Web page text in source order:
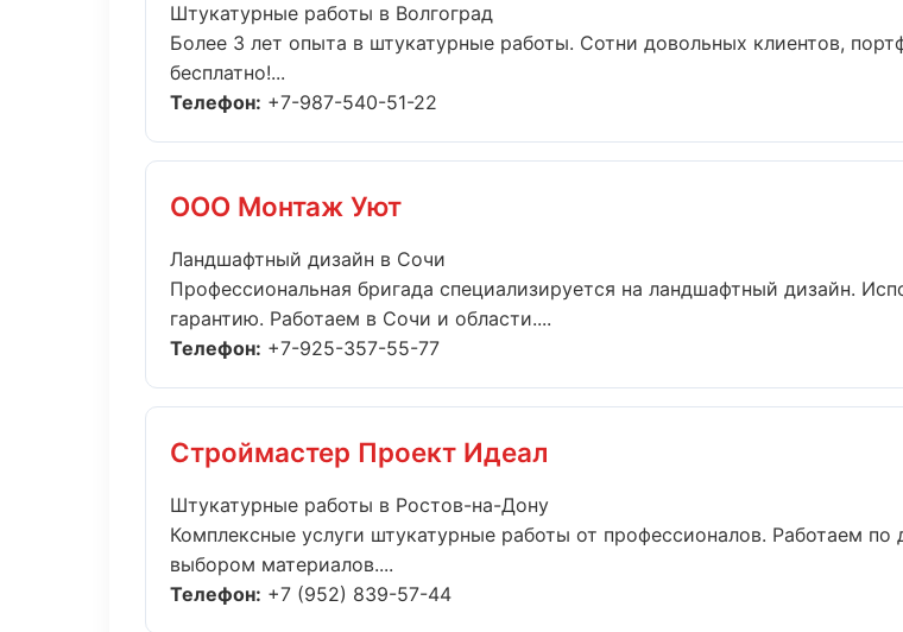
Штукатурные работы в Волгоград
Более 3 лет опыта в штукатурные работы. Сотни довольных клиентов,
бесплатно!...
Телефон: +7-987-540-51-22
ООО Монтаж Уют
Ландшафтный дизайн в Сочи
Профессиональная бригада специализируется на ландшафтный дизайн.
гарантию. Работаем в Сочи и области....
Телефон: +7-925-357-55-77
Строймастер Проект Идеал
Штукатурные работы в Ростов-на-Дону
Комплексные услуги штукатурные работы от профессионалов. Работаем
выбором материалов....
Телефон: +7 (952) 839-57-44